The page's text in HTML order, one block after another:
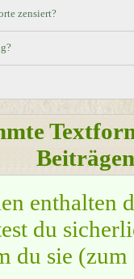
zensiert?
enthalten
du
du sie